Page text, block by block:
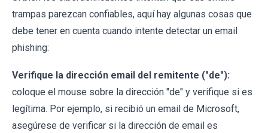
trampas parezcan confiables, aquí hay algunas cosas que
debe tener en cuenta cuando intente detectar un email
phishing:
Verifique la dirección email del remitente ("de"):
coloque el mouse sobre la dirección "de" y verifique si es
legítima. Por ejemplo, si recibió un email de Microsoft,
asegúrese de verificar si la dirección de email es